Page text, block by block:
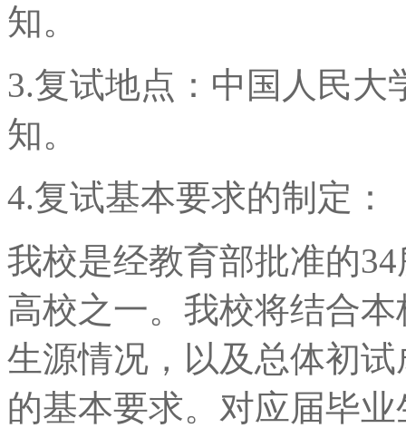
知。
3.复试地点：中国人民
知。
4.复试基本要求的制定：
我校是经教育部批准的
高校之一。我校将结合
生源情况，以及总体初
的基本要求。对应届毕